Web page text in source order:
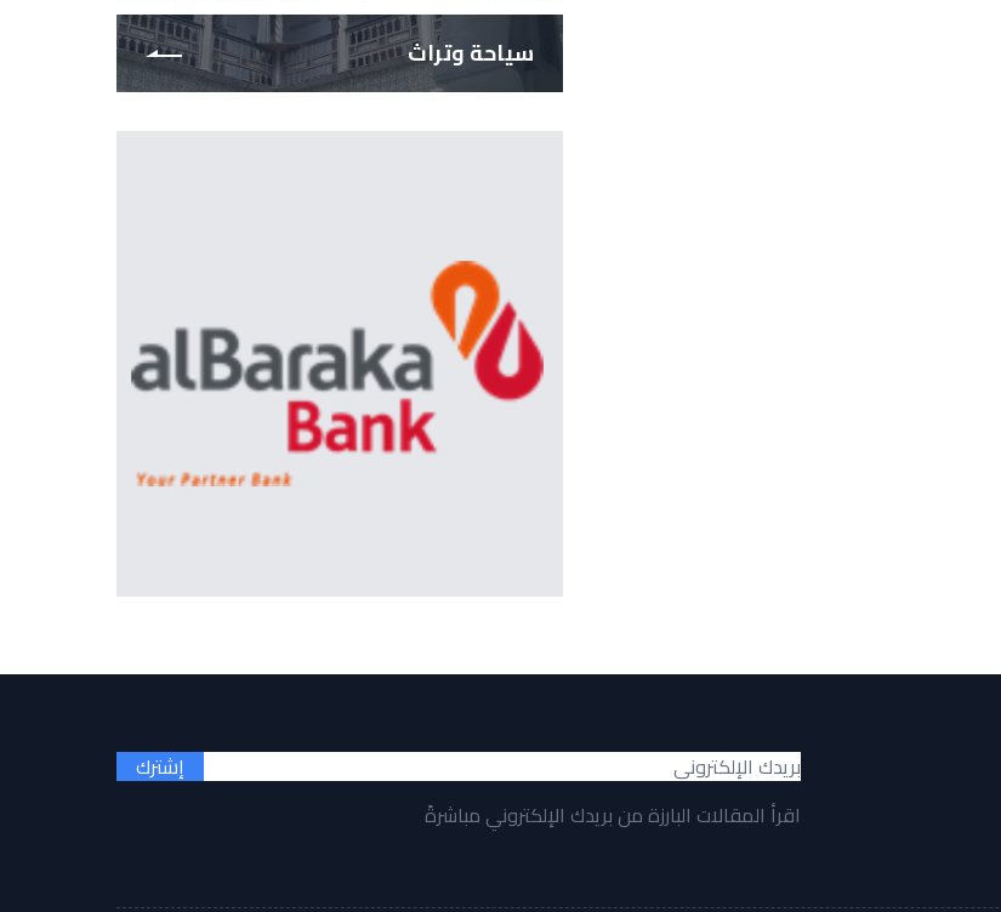
سياحة وتراث
إشترك
اقرأ المقالات البارزة من بريدك الإلكتروني مباشرةً